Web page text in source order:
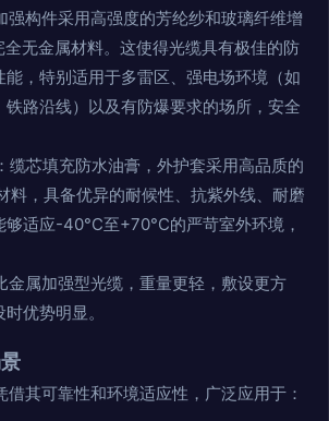
强构件采用高强度的芳纶纱和玻璃纤维增
无金属材料。这使得光缆具有极佳的防
，特别适用于多雷区、强电场环境（如
路沿线）以及有防爆要求的场所，安全
：缆芯填充防水油膏，外护套采用高品质的
料，具备优异的耐候性、抗紫外线、耐磨
适应-40°C至+70°C的严苛室外环境，
金属加强型光缆，重量更轻，敷设更方
优势明显。
其可靠性和环境适应性，广泛应用于：